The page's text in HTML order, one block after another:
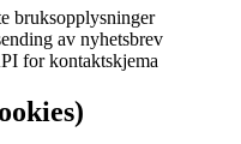
bruksopplysninger
av nyhetsbrev
for kontaktskjema